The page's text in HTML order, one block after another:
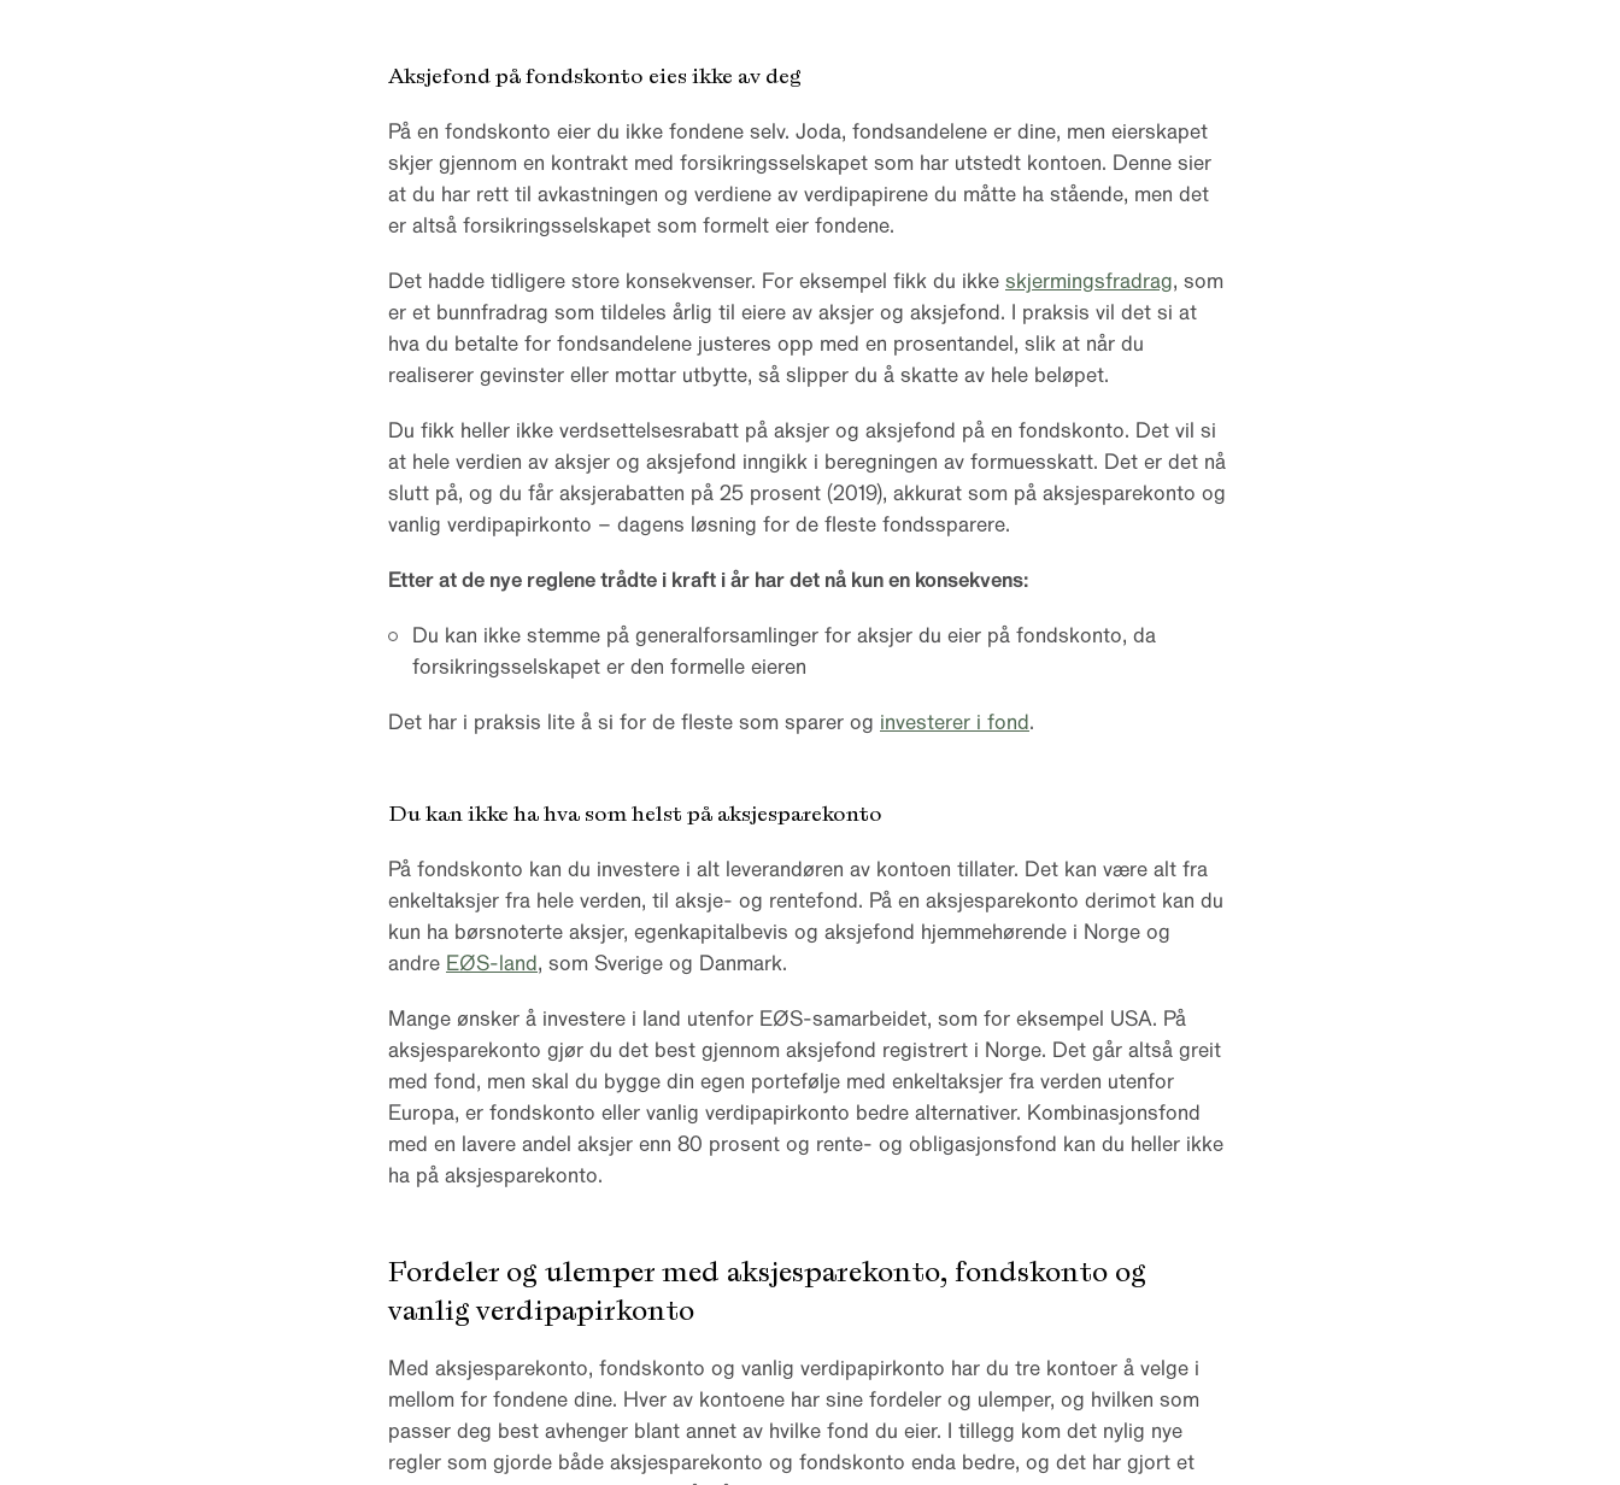
Aksjefond på fondskonto eies ikke av deg
På en fondskonto eier du ikke fondene selv. Joda, fondsandelene er dine, men eierskapet
skjer gjennom en kontrakt med forsikringsselskapet som har utstedt kontoen. Denne sier
at du har rett til avkastningen og verdiene av verdipapirene du måtte ha stående, men det
er altså forsikringsselskapet som formelt eier fondene.
Det hadde tidligere store konsekvenser. For eksempel fikk du ikke skjermingsfradrag, som
er et bunnfradrag som tildeles årlig til eiere av aksjer og aksjefond. I praksis vil det si at
hva du betalte for fondsandelene justeres opp med en prosentandel, slik at når du
realiserer gevinster eller mottar utbytte, så slipper du å skatte av hele beløpet.
Du fikk heller ikke verdsettelsesrabatt på aksjer og aksjefond på en fondskonto. Det vil si
at hele verdien av aksjer og aksjefond inngikk i beregningen av formuesskatt. Det er det nå
slutt på, og du får aksjerabatten på 25 prosent (2019), akkurat som på aksjesparekonto og
vanlig verdipapirkonto – dagens løsning for de fleste fondssparere.
Etter at de nye reglene trådte i kraft i år har det nå kun en konsekvens:
Du kan ikke stemme på generalforsamlinger for aksjer du eier på fondskonto, da
forsikringsselskapet er den formelle eieren
Det har i praksis lite å si for de fleste som sparer og investerer i fond.
Du kan ikke ha hva som helst på aksjesparekonto
På fondskonto kan du investere i alt leverandøren av kontoen tillater. Det kan være alt fra
enkeltaksjer fra hele verden, til aksje- og rentefond. På en aksjesparekonto derimot kan du
kun ha børsnoterte aksjer, egenkapitalbevis og aksjefond hjemmehørende i Norge og
andre EØS-land, som Sverige og Danmark.
Mange ønsker å investere i land utenfor EØS-samarbeidet, som for eksempel USA. På
aksjesparekonto gjør du det best gjennom aksjefond registrert i Norge. Det går altså greit
med fond, men skal du bygge din egen portefølje med enkeltaksjer fra verden utenfor
Europa, er fondskonto eller vanlig verdipapirkonto bedre alternativer. Kombinasjonsfond
med en lavere andel aksjer enn 80 prosent og rente- og obligasjonsfond kan du heller ikke
ha på aksjesparekonto.
Fordeler og ulemper med aksjesparekonto, fondskonto og
vanlig verdipapirkonto
Med aksjesparekonto, fondskonto og vanlig verdipapirkonto har du tre kontoer å velge i
mellom for fondene dine. Hver av kontoene har sine fordeler og ulemper, og hvilken som
passer deg best avhenger blant annet av hvilke fond du eier. I tillegg kom det nylig nye
regler som gjorde både aksjesparekonto og fondskonto enda bedre, og det har gjort et